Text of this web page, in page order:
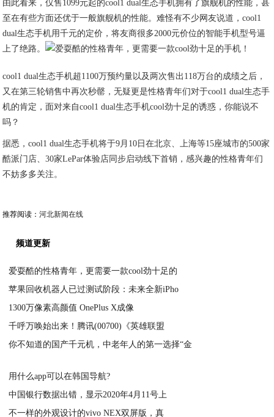
由此看来，仅售1099元起的cool1 dual生态手机拥有了旗舰机的性能，甚
至在有些方面还优于一般旗舰机的性能。难怪有不少网友说道，cool1
dual生态手机用千元的定价，将友商很多2000元价位的智能手机型号逼
上了绝路。
cool1 dual生态手机超1100万预约量以及两次售出118万台的成绩之后，
又在第三轮销售中再次秒罄，无疑更是性格青年们对于cool1 dual生态手
机的肯定，面对来自cool1 dual生态手机cool劲十足的诱惑，你能说不
吗？
据悉，cool1 dual生态手机将于9月10日在北京、上海等15座城市的500家
酷派门店、30家LePar体验店同步启动线下首销，感兴趣的性格青年们
不妨多多关注。
推荐阅读：河北新闻在线
频道更新
爱耍酷的性格青年，更需要一款cool劲十足的
苹果回收机器人已过测试阶段：未来全新iPho
1300万像素高颜值 OnePlus X成像
千呼万唤始出来！腾讯(00700)《英雄联盟
你不知道的国产千元机，中老年人的第一选择“金
用什么app可以在韩国导航?
中国银行数据出错，显示2020年4月11号上
不一样的外观设计的vivo NEX双屏版，真